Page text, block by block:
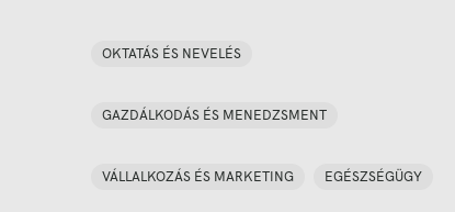
OKTATÁS ÉS NEVELÉS
GAZDÁLKODÁS ÉS MENEDZSMENT
VÁLLALKOZÁS ÉS MARKETING EGÉSZSÉGÜGY